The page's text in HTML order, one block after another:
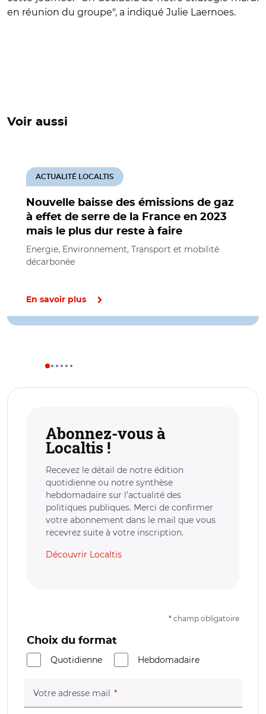
en réunion du groupe", a indiqué Julie Laernoes.
Voir aussi
Nouvelle baisse des émissions de gaz
à effet de serre de la France en 2023
mais le plus dur reste à faire
ACTUALITÉ LOCALTIS
Energie, Environnement, Transport et mobilité
décarbonée
En savoir plus
Abonnez-vous à
Localtis !
Recevez le détail de notre édition
quotidienne ou notre synthèse
hebdomadaire sur l’actualité des
politiques publiques. Merci de confirmer
votre abonnement dans le mail que vous
recevrez suite à votre inscription.
Découvrir Localtis
* champ obligatoire
Choix du format
Quotidienne
Hebdomadaire
Votre adresse mail (champ obligatoire)